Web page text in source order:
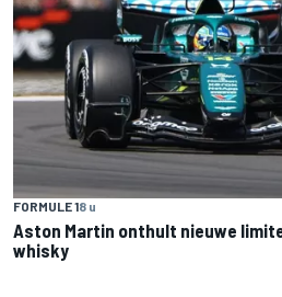
FORMULE 18 u
Aston Martin onthult nieuwe
whisky